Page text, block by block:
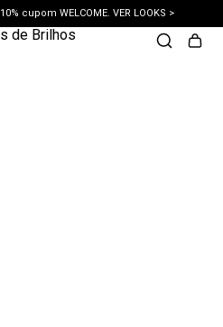
cupom WELCOME. VER LOOKS >
à vista. APROVEITAR >